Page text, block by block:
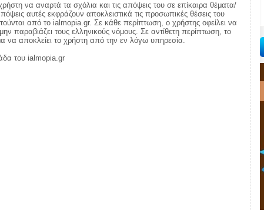
να αναρτά τα σχόλια και τις απόψεις του σε επίκαιρα θέματα/
αυτές εκφράζουν αποκλειστικά τις προσωπικές θέσεις του
από το ialmopia.gr. Σε κάθε περίπτωση, ο χρήστης οφείλει να
παραβιάζει τους ελληνικούς νόμους. Σε αντίθετη περίπτωση, το
να αποκλείει το χρήστη από την εν λόγω υπηρεσία.
του ialmopia.gr